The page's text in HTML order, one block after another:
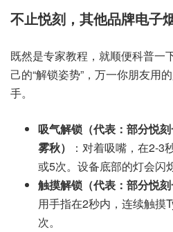
不止悦刻，其他品牌电子
既然是专家教程，就顺便科普一
己的“解锁姿势”，万一你朋友用
手。
吸气解锁（代表：部分悦
雾秋）
：对着吸嘴，在2-3
或5次。设备底部的灯会闪
触摸解锁（代表：部分悦刻
用手指在2秒内，连续触摸
次。